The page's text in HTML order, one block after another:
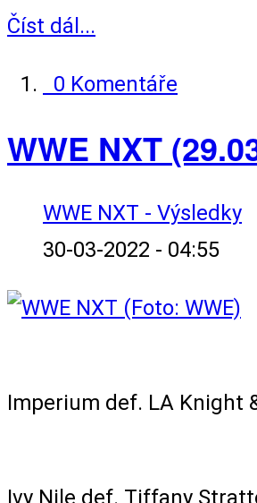
Číst dál...
0 Komentáře
WWE NXT
WWE NXT - Výsledky
30-03-2022 - 04:55
Imperium def. LA Knight
Ivy Nile def. Tiffany